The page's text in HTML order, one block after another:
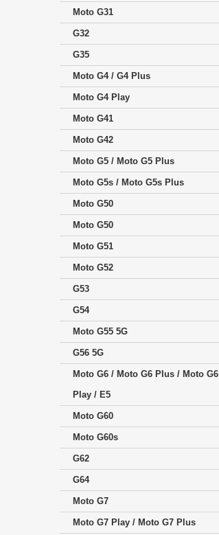
Moto G31
G32
G35
Moto G4 / G4 Plus
Moto G4 Play
Moto G41
Moto G42
Moto G5 / Moto G5 Plus
Moto G5s / Moto G5s Plus
Moto G50
Moto G50
Moto G51
Moto G52
G53
G54
Moto G55 5G
G56 5G
Moto G6 / Moto G6 Plus / Moto G6
Play / E5
Moto G60
Moto G60s
G62
G64
Moto G7
Moto G7 Play / Moto G7 Plus